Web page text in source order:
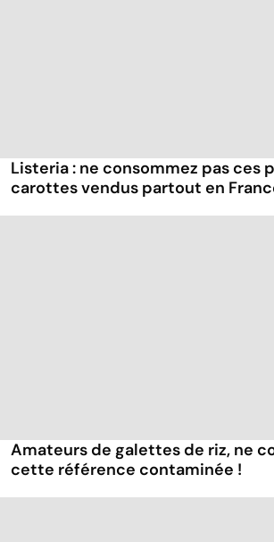
Listeria : ne consommez pas ces
carottes vendus partout en
Amateurs de galettes de riz, ne
cette référence contaminée !